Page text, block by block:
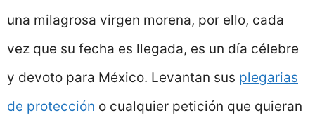
una milagrosa virgen morena, por ello, cada
vez que su fecha es llegada, es un día célebre
y devoto para México. Levantan sus plegarias
de protección o cualquier petición que quieran